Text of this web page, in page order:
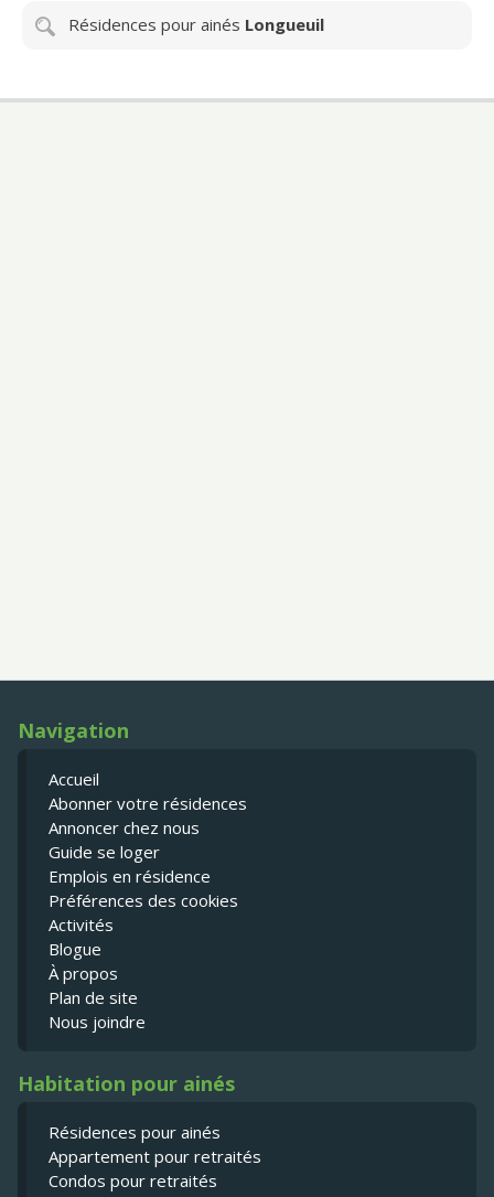
Résidences pour ainés Longueuil
Navigation
Accueil
Abonner votre résidences
Annoncer chez nous
Guide se loger
Emplois en résidence
Préférences des cookies
Activités
Blogue
À propos
Plan de site
Nous joindre
Habitation pour ainés
Résidences pour ainés
Appartement pour retraités
Condos pour retraités